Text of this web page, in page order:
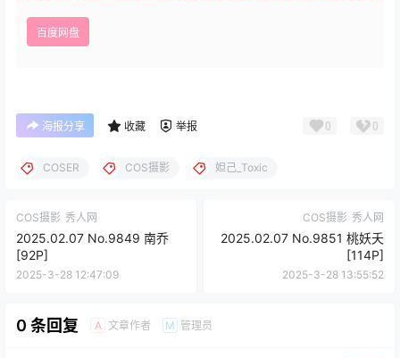
百度网盘
海报分享 收藏 举报 0 0
COSER COS摄影 妲己_Toxic
COS摄影 秀人网
2025.02.07 No.9849 南乔
[92P]
2025-3-28 12:47:09
COS摄影 秀人网
2025.02.07 No.9851 桃妖夭
[114P]
2025-3-28 13:55:52
0 条回复 A 文章作者 M 管理员